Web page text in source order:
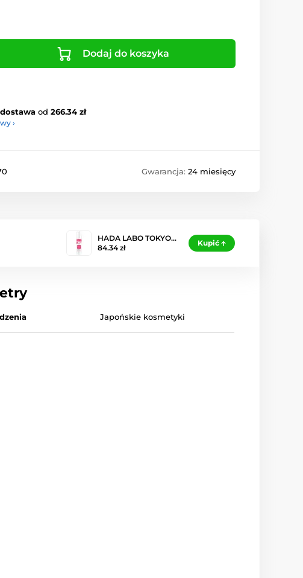
Dodaj do koszyka
od 266.34 zł
›
Gwarancja: 24 miesięcy
HADA LABO TOKYO…
84.34 zł
Kupić
Japońskie kosmetyki